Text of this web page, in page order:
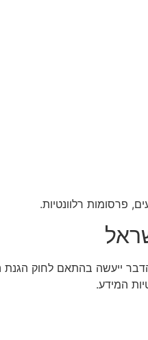
פרסומות רלוונטיות.
ייעשה בהתאם לחוק הגנת
המידע.